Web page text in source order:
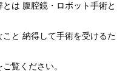
とは 腹腔鏡・ロボット手術と
得して手術を受けるた
ださい。